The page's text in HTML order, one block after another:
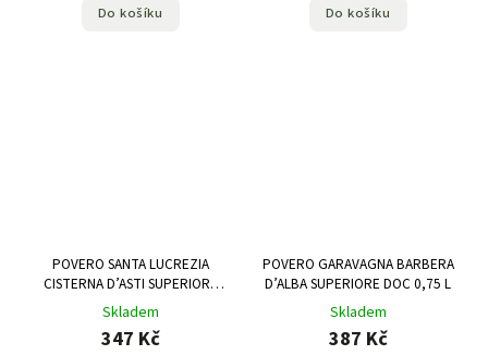
Do košíku Do košíku
POVERO SANTA LUCREZIA
CISTERNA D’ASTI SUPERIORE
DOC 0,75 L
Skladem
347 Kč
POVERO GARAVAGNA BARBERA
D’ALBA SUPERIORE DOC 0,75 L
Skladem
387 Kč